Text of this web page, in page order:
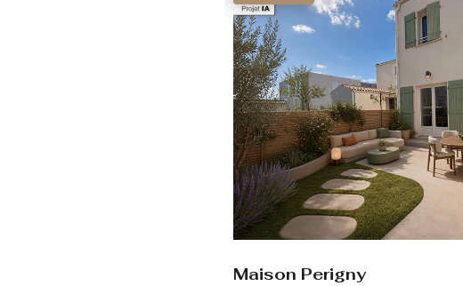
Maison Perigny